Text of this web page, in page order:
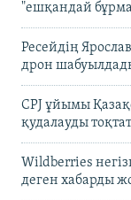
"ешқандай
Ресейдің
дрон
CPJ ұйымы
қудалауды
Wildberries
деген хабарды